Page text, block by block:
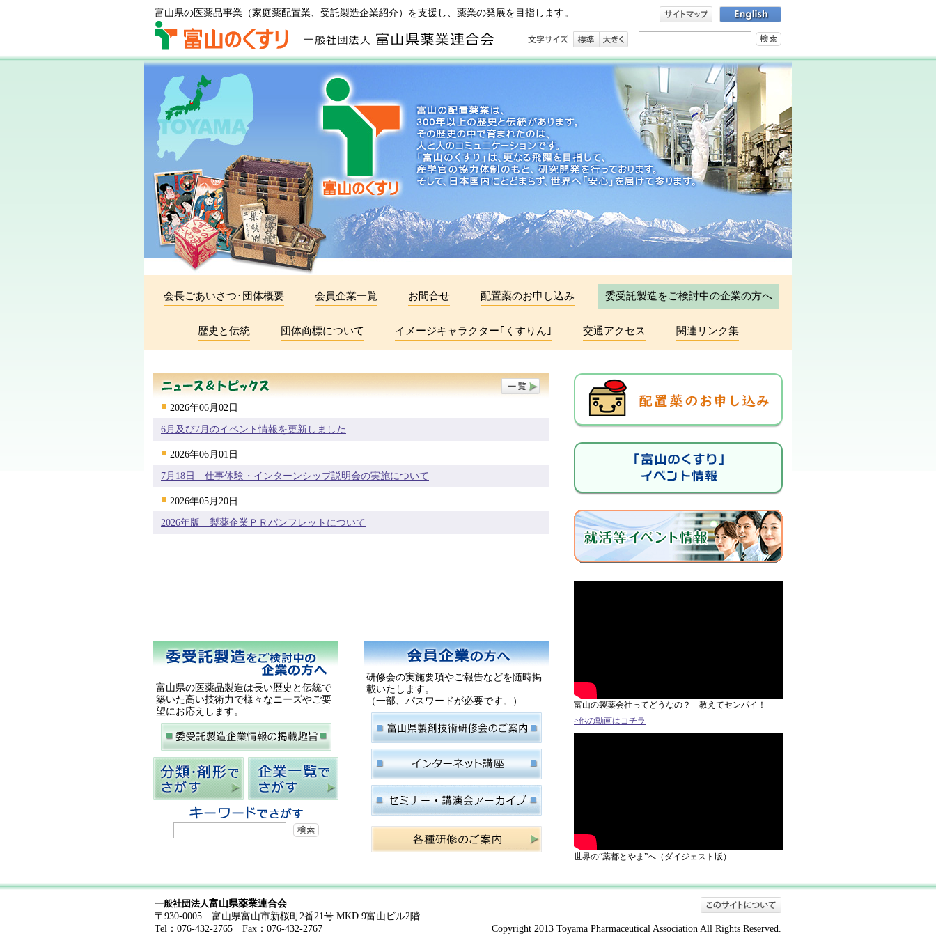
富山県の医薬品事業（家庭薬配置業、受託製造企業紹介）を支援し、薬業の発展を目指します。
会長ごあいさつ･団体概要 会員企業一覧 お問合せ 配置薬のお申し込み 委受託製造をご検討中の企業の方へ
歴史と伝統 団体商標について イメージキャラクター｢くすりん｣ 交通アクセス 関連リンク集
富山県の医薬品製造は長い歴史と伝統で
築いた高い技術力で様々なニーズやご要
望にお応えします。
研修会の実施要項やご報告などを随時掲
載いたします。
（一部、パスワードが必要です。）
富山の製薬会社ってどうなの？ 教えてセンパイ！
>他の動画はコチラ
世界の“薬都とやま”へ（ダイジェスト版）
一般社団法人富山県薬業連合会
〒930-0005 富山県富山市新桜町2番21号 MKD.9富山ビル2階
Tel：076-432-2765 Fax：076-432-2767
Copyright 2013 Toyama Pharmaceutical Association All Rights Reserved.